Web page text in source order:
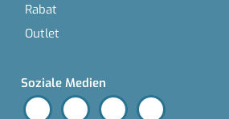
Rabat
Outlet
Soziale Medien